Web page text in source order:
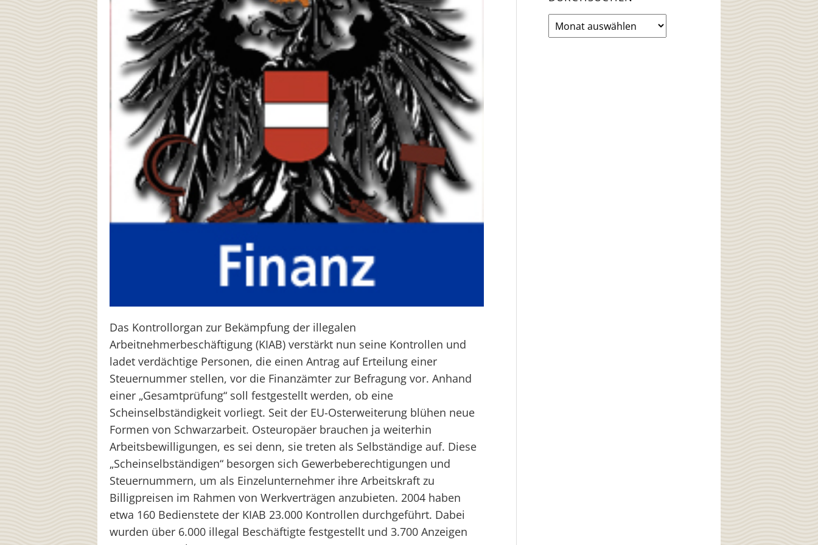
Das Kontrollorgan zur Bekämpfung der illegalen
Arbeitnehmerbeschäftigung (KIAB) verstärkt nun seine Kontrollen und
ladet verdächtige Personen, die einen Antrag auf Erteilung einer
Steuernummer stellen, vor die Finanzämter zur Befragung vor. Anhand
einer „Gesamtprüfung“ soll festgestellt werden, ob eine
Scheinselbständigkeit vorliegt. Seit der EU-Osterweiterung blühen neue
Formen von Schwarzarbeit. Osteuropäer brauchen ja weiterhin
Arbeitsbewilligungen, es sei denn, sie treten als Selbständige auf. Diese
„Scheinselbständigen“ besorgen sich Gewerbeberechtigungen und
Steuernummern, um als Einzelunternehmer ihre Arbeitskraft zu
Billigpreisen im Rahmen von Werkverträgen anzubieten. 2004 haben
etwa 160 Bedienstete der KIAB 23.000 Kontrollen durchgeführt. Dabei
wurden über 6.000 illegal Beschäftigte festgestellt und 3.700 Anzeigen
News
Archiv